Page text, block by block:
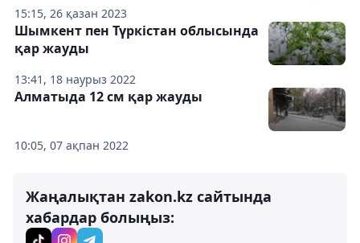
15:15, 26 қазан 2023
13:41, 18 наурыз 2022
Шымкент пен Түркістан облысында
қар жауды
10:05, 07 ақпан 2022
Алматыда 12 см қар жауды
Жаңалықтан zakon.kz сайтында
хабардар болыңыз: